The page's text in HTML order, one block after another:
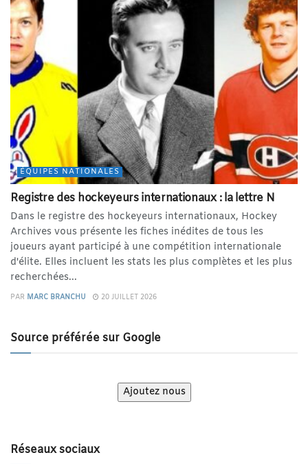
ÉQUIPES NATIONALES
Registre des hockeyeurs internationaux : la lettre N
Dans le registre des hockeyeurs internationaux, Hockey
Archives vous présente les fiches inédites de tous les
joueurs ayant participé à une compétition internationale
d'élite. Elles incluent les stats les plus complètes et les plus
recherchées...
PAR MARC BRANCHU 20 JUILLET 2026
Source préférée sur Google
Ajoutez nous
Réseaux sociaux